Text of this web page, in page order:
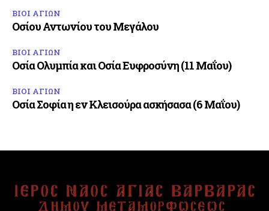
ΒΙΟΙ ΑΓΙΩΝ
Οσίου Αντωνίου του Μεγάλου
ΒΙΟΙ ΑΓΙΩΝ
Οσία Ολυμπία και Οσία Ευφροσύνη (11 Μαΐου)
ΒΙΟΙ ΑΓΙΩΝ
Οσία Σοφία η εν Κλεισούρα ασκήσασα (6 Μαΐου)